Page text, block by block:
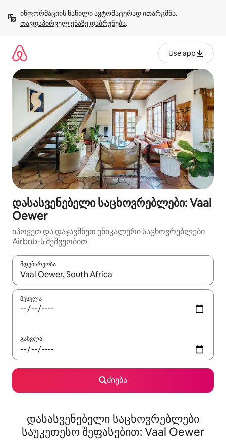
გადასვლა
თავდაპირველ ენაზე დაბრუნება.
Use app
დასასვენებელი საცხოვრებლები: Vaal
Oewer
იპოვეთ და დაჯავშნეთ უნიკალური საცხოვრებლები
Airbnb-ს მეშვეობით
მდებარეობა
როცა შედეგები ხელმისაწვდომი გახდება, ნავიგაციისთვის
შესვლა
გასვლა
ძიება
დასასვენებელი საცხოვრებლები
საუკეთესო შეფასებით: Vaal Oewer